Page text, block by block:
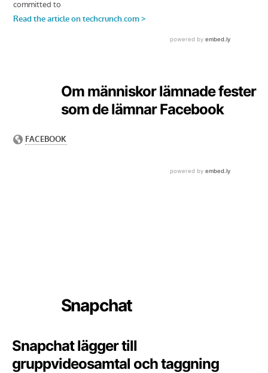
Om människor lämnade fester
som de lämnar Facebook
Snapchat
Snapchat lägger till
gruppvideosamtal och taggning